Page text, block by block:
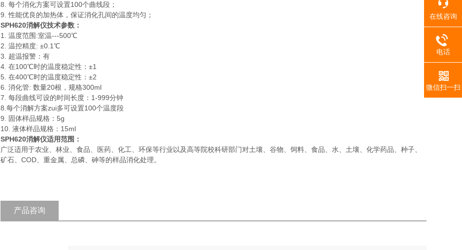
8. 每个消化方案可设置100个曲线段；
9. 性能优良的加热体，保证消化孔间的温度均匀；
SPH620消解仪技术参数：
1. 温度范围:室温---500℃
2. 温控精度: ±0.1℃
3. 超温报警：有
4. 在100℃时的温度稳定性：±1
5. 在400℃时的温度稳定性：±2
6. 消化管: 数量20根，规格300ml
7. 每段曲线可设的时间长度：1-999分钟
8.每个消解方案zui多可设置100个温度段
9. 固体样品规格：5g
10. 液体样品规格：15ml
SPH620消解仪适用范围：
广泛适用于农业、林业、食品、医药、化工、环保等行业以及高等院校科研部门对土壤、谷物、饲料、食品、水、土壤、化学药品、种子、
矿石、COD、重金属、总磷、砷等的样品消化处理。
产品咨询
在线咨询
电话
微信扫一扫